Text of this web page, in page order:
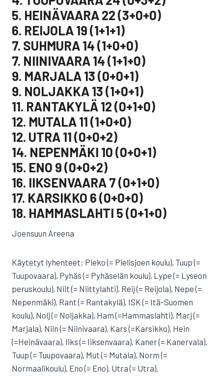
5. HEINÄVAARA 22 (3+0+0)
6. REIJOLA 19 (1+1+1)
7. SUHMURA 14 (1+0+0)
7. NIINIVAARA 14 (1+1+0)
9. MARJALA 13 (0+0+1)
9. NOLJAKKA 13 (1+0+1)
11. RANTAKYLÄ 12 (0+1+0)
12. MUTALA 11 (1+0+0)
12. UTRA 11 (0+0+2)
14. NEPENMÄKI 10 (0+0+1)
15. ENO 9 (0+0+2)
16. IIKSENVAARA 7 (0+1+0)
17. KARSIKKO 6 (0+0+0)
18. HAMMASLAHTI 5 (0+1+0)
Joensuun Areena
Käytetyt lyhenteet: Pieko (= Pielisjoen koulu), Tuup (=
Tuupovaara), Pyhäs (= Pyhäselän koulu), Lype (= Lyseon
peruskoulu), Niit (= Niittylahti), Reij (= Reijola), Nepe (=
Nepenmäki), Rant (= Rantakylä), ISK (= Itä-Suomen
koulu), Nolj (= Noljakka), Ham (=Hammaslahti), Marj (=
Marjala), Niin (= Niinivaara), Kars (=Karsikko), Hein
(=Heinävaara), Iiks (= Iiksenvaara), Kaner (= Kanervala),
Tuup (= Tuupovaara), Mut (= Mutala), Norm (=
Normaalikoulu), Eno (= Eno), Utra (= Utra).